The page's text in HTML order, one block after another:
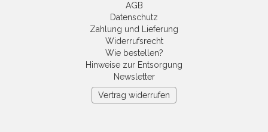
AGB
Datenschutz
Zahlung und Lieferung
Widerrufsrecht
Wie bestellen?
Hinweise zur Entsorgung
Newsletter
Vertrag widerrufen